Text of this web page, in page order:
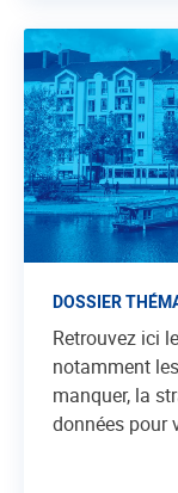
DOSSIER
Retrouvez ici
notamment
manquer, la
données pour